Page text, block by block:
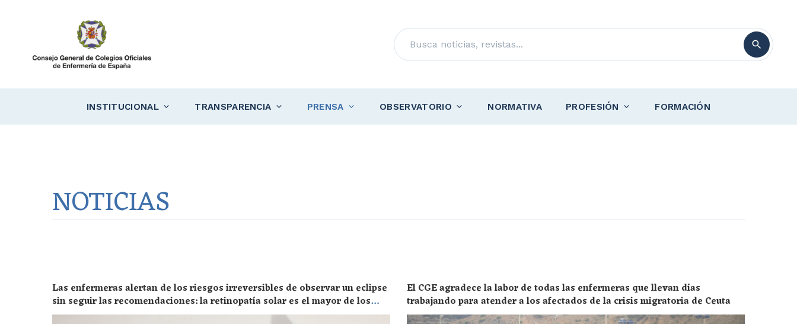
Buscar
INSTITUCIONAL TRANSPARENCIA PRENSA OBSERVATORIO NORMATIVA PROFESIÓN FORMACIÓN
NOTICIAS
Las enfermeras alertan de los riesgos irreversibles de observar un eclipse
sin seguir las recomendaciones: la retinopatía solar es el mayor de los
peligros
El CGE agradece la labor de todas las enfermeras que llevan días
trabajando para atender a los afectados de la crisis migratoria de Ceuta